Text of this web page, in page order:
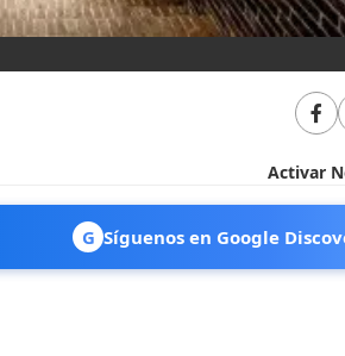
Activar
G Síguenos en Google